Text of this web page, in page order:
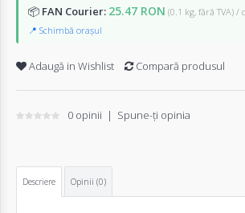
📦 FAN Courier: 25.47 RON (0.1 kg, fără TVA) /
📍 Schimbă orașul
Adaugă in Wishlist Compară produsul
0 opinii | Spune-ţi opinia
Descriere Opinii (0)